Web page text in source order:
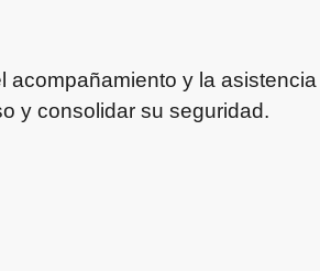
y la
y consolidar su seguridad.